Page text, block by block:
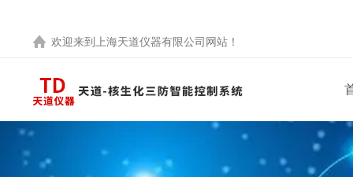
欢迎来到 上海天道仪器有限公司 网站！